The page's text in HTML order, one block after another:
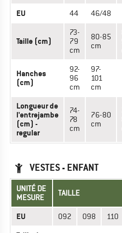
EU 44 46/48
Taille (cm)
73-
79
cm
80-85
cm
Hanches
(cm)
92-
96
cm
97-
101
cm
Longueur de
l'entrejambe
(cm) -
regular
74-
78
cm
76-80
cm
VESTES - ENFANT
UNITÉ DE
MESURE
TAILLE
EU 092 098 110